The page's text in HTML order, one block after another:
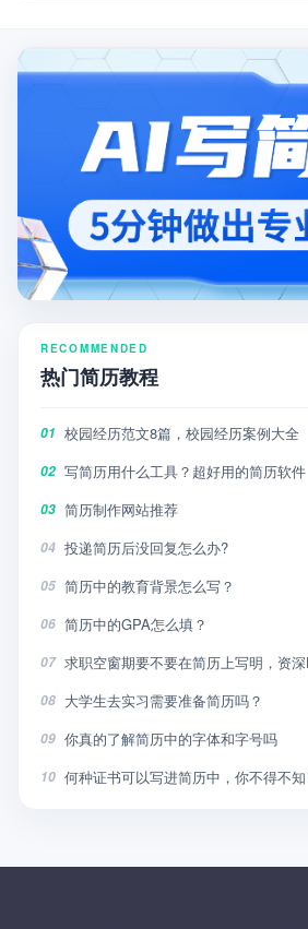
RECOMMENDED
热门简历教程
01 校园经历范文8篇，校园经历案例大全
02 写简历用什么工具？超好用的简历软件
03 简历制作网站推荐
04 投递简历后没回复怎么办?
05 简历中的教育背景怎么写？
06 简历中的GPA怎么填？
07 求职空窗期要不要在简历上写明，资
08 大学生去实习需要准备简历吗？
09 你真的了解简历中的字体和字号吗
10 何种证书可以写进简历中，你不得不知